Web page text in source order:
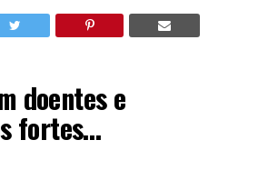
doentes e
fortes…